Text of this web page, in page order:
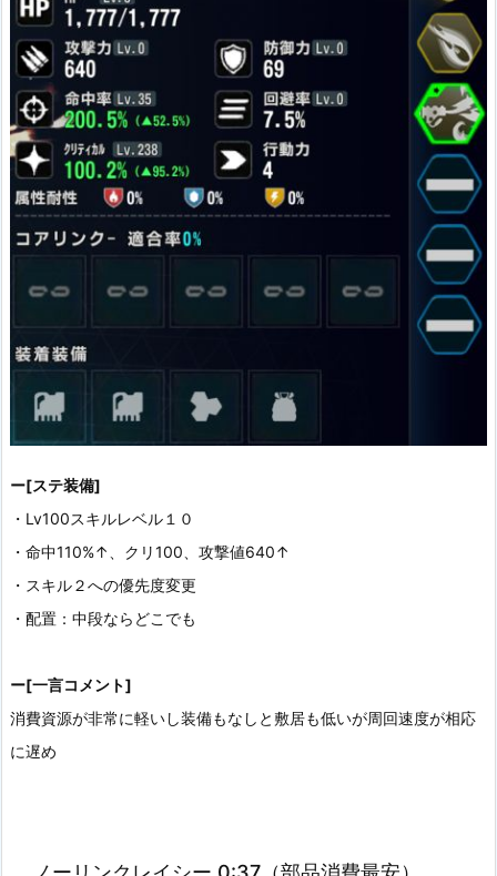
ー[ステ装備]
・Lv100スキルレベル１０
・命中110%↑、クリ100、攻撃値640↑
・スキル２への優先度変更
・配置：中段ならどこでも
ー[一言コメント]
消費資源が非常に軽いし装備もなしと敷居も低いが周回速度が相応
に遅め